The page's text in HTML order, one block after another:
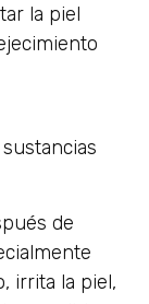
la piel
de
irrita la piel,